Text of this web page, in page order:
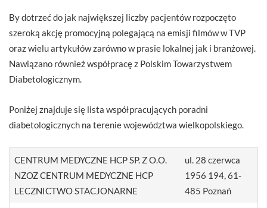
By dotrzeć do jak największej liczby pacjentów rozpoczęto
szeroką akcję promocyjną polegającą na emisji filmów w TVP
oraz wielu artykułów zarówno w prasie lokalnej jak i branżowej.
Nawiązano również współpracę z Polskim Towarzystwem
Diabetologicznym.
Poniżej znajduje się lista współpracujących poradni
diabetologicznych na terenie województwa wielkopolskiego.
CENTRUM MEDYCZNE HCP SP. Z O.O.
NZOZ CENTRUM MEDYCZNE HCP
LECZNICTWO STACJONARNE
ul. 28 czerwca
1956 194, 61-
485 Poznań